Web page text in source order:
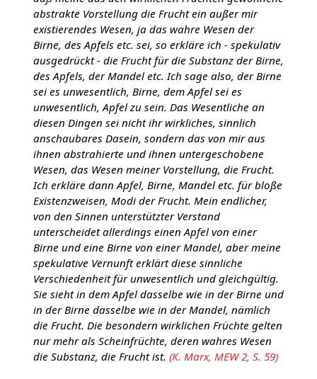
abstrakte Vorstellung die Frucht ein außer mir
existierendes Wesen, ja das wahre Wesen der
Birne, des Apfels etc. sei, so erkläre ich - spekulativ
ausgedrückt - die Frucht für die Substanz der Birne,
des Apfels, der Mandel etc. Ich sage also, der Birne
sei es unwesentlich, Birne, dem Apfel sei es
unwesentlich, Apfel zu sein. Das Wesentliche an
diesen Dingen sei nicht ihr wirkliches, sinnlich
anschaubares Dasein, sondern das von mir aus
ihnen abstrahierte und ihnen untergeschobene
Wesen, das Wesen meiner Vorstellung, die Frucht.
Ich erkläre dann Apfel, Birne, Mandel etc. für bloße
Existenzweisen, Modi der Frucht. Mein endlicher,
von den Sinnen unterstützter Verstand
unterscheidet allerdings einen Apfel von einer
Birne und eine Birne von einer Mandel, aber meine
spekulative Vernunft erklärt diese sinnliche
Verschiedenheit für unwesentlich und gleichgültig.
Sie sieht in dem Apfel dasselbe wie in der Birne und
in der Birne dasselbe wie in der Mandel, nämlich
die Frucht. Die besondern wirklichen Früchte gelten
nur mehr als Scheinfrüchte, deren wahres Wesen
die Substanz, die Frucht ist. (K. Marx, MEW 2, S. 59)